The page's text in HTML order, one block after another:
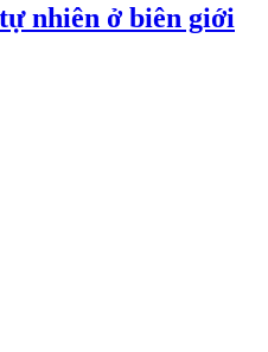
nhiên ở biên giới